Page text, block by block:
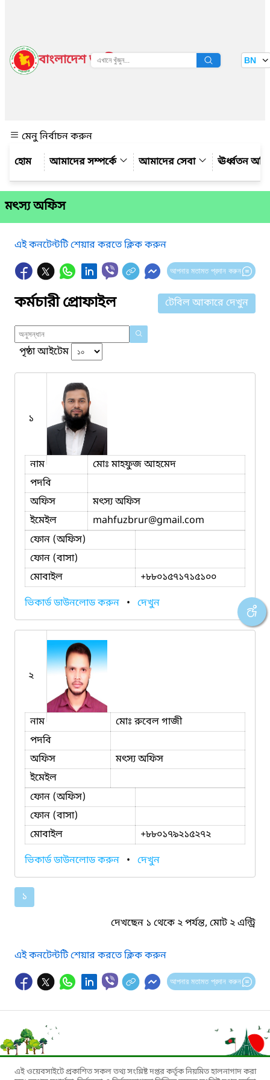
বাংলাদেশ জাতীয় তথ্য বাতায়ন BN
মেনু নির্বাচন করুন
আমাদের সম্পর্কে
আমাদের সেবা ঊর্ধ্বতন
মৎস্য অফিস
এই কনটেন্টটি শেয়ার করতে ক্লিক করুন
আপনার মতামত প্রদান করুন
কর্মচারী প্রোফাইল টেবিল আকারে দেখুন
পৃষ্ঠা আইটেম
১
নাম
মোঃ মাহফুজ আহমেদ
পদবি
অফিস
মৎস্য অফিস
ইমেইল
mahfuzbrur@gmail.com
ফোন (অফিস)
ফোন (বাসা)
মোবাইল
+৮৮০১৫৭১৭১৫১০০
ভিকার্ড ডাউনলোড করুন • দেখুন
২
নাম
মোঃ রুবেল গাজী
পদবি
অফিস
মৎস্য অফিস
ইমেইল
ফোন (অফিস)
ফোন (বাসা)
মোবাইল
+৮৮০১৭৯২১৫২৭২
ভিকার্ড ডাউনলোড করুন • দেখুন
১
দেখছেন ১ থেকে ২ পর্যন্ত, মোট ২ এন্ট্রি
এই কনটেন্টটি শেয়ার করতে ক্লিক করুন
আপনার মতামত প্রদান করুন
এই ওয়েবসাইটে প্রকাশিত সকল তথ্য সংশ্লিষ্ট দপ্তর কর্তৃক নিয়মিত হালনাগাদ করা